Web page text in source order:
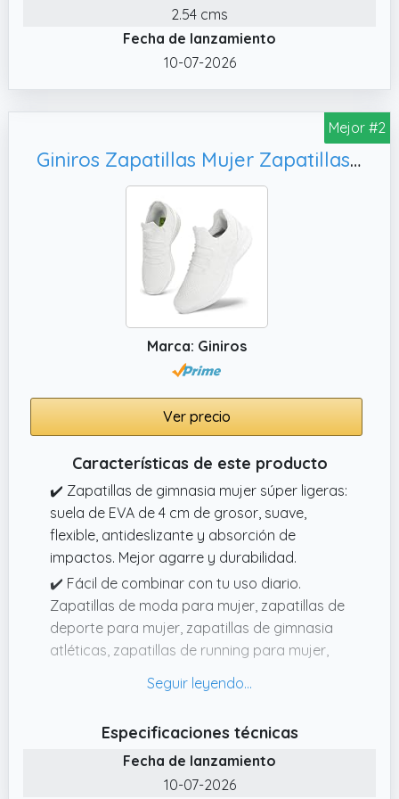
✔️ Experiencia ultraligera: las zapatillas
deporte hombre de alta calidad utilizan
materiales ultraligeros de nivel de calzado
✔️ Tenis hombre Ocasión: las zapatillas de
deporte para hombre son adecuadas para
fitness, entrenamiento, trotar, viajar, moda,
casual, deporte, ejercicio, interior, exterior,
baloncesto, bicicleta, squash y otros
deportes al aire libre.
2.54 cms
Fecha de lanzamiento
10-07-2026
Mejor #2
Giniros Zapatillas Mujer Zapatillas Running Deportivas Mujer Zapatos Bambas Casual Tenis de Mujer Jogging Caminar Gimnasio Fitness Moda Slip-ins Sneaker Transpirable Cómodo Deporte Blanco 36EU
Marca: Giniros
Ver precio
Características de este producto
✔️ Zapatillas de gimnasia mujer súper ligeras:
suela de EVA de 4 cm de grosor, suave,
flexible, antideslizante y absorción de
impactos. Mejor agarre y durabilidad.
✔️ Fácil de combinar con tu uso diario.
Zapatillas de moda para mujer, zapatillas de
deporte para mujer, zapatillas de gimnasia
atléticas, zapatillas de running para mujer,
zapatillas deportivas y zapatillas casuales.
forro suave y la plantilla de espuma
viscoelástica proporcionan una
amortiguación duradera y un ajuste al arco.
Especificaciones técnicas
Fecha de lanzamiento
10-07-2026